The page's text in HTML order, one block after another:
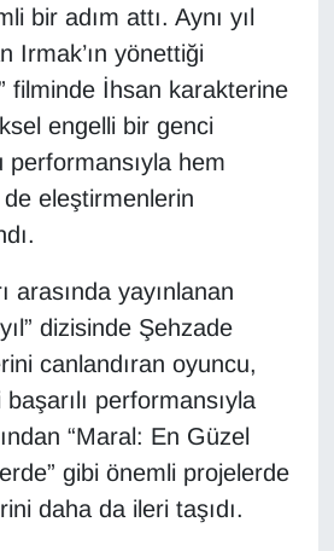
bir adım attı. Aynı yıl
Irmak’ın yönettiği
filminde İhsan karakterine
engelli bir genci
performansıyla hem
eleştirmenlerin
arasında yayınlanan
dizisinde Şehzade
canlandıran oyuncu,
performansıyla
“Maral: En Güzel
gibi önemli projelerde
daha da ileri taşıdı.